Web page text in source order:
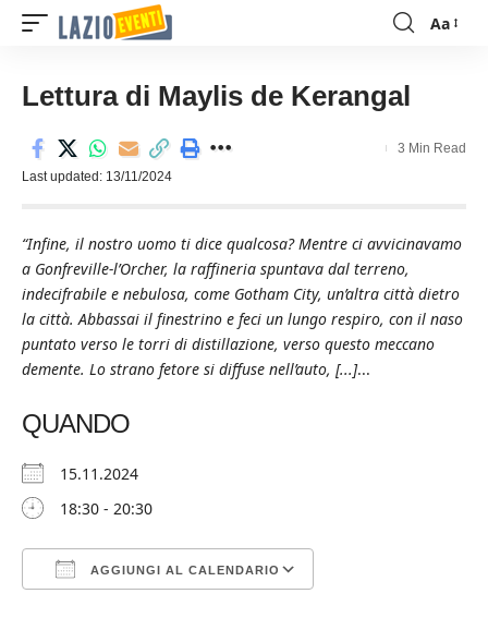
Font
Aa
Lettura di Maylis de Kerangal
Last updated: 13/11/2024
3 Min Read
“Infine, il nostro uomo ti dice qualcosa? Mentre ci avvicinavamo
a Gonfreville-l’Orcher, la raffineria spuntava dal terreno,
indecifrabile e nebulosa, come Gotham City, un’altra città dietro
la città. Abbassai il finestrino e feci un lungo respiro, con il naso
puntato verso le torri di distillazione, verso questo meccano
demente. Lo strano fetore si diffuse nell’auto, [...]...
QUANDO
15.11.2024
18:30 - 20:30
AGGIUNGI AL CALENDARIO